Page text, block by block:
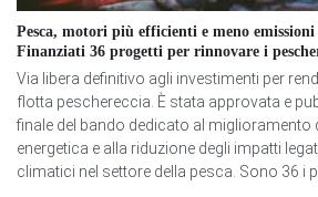
Pesca, motori più efficienti e meno emissioni
Finanziati 36 progetti per rinnovare i
Via libera definitivo agli investimenti per
flotta peschereccia. È stata approvata e
finale del bando dedicato al miglioramento
energetica e alla riduzione degli impatti
climatici nel settore della pesca. Sono 36 i